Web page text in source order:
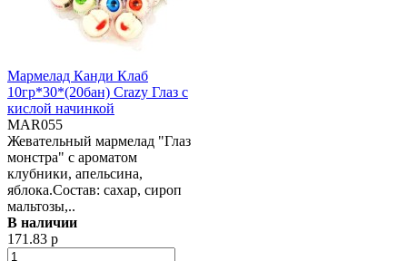
Мармелад Канди Клаб
10гр*30*(20бан) Crazy Глаз с
кислой начинкой
MAR055
Жевательный мармелад "Глаз
монстра" с ароматом
клубники, апельсина,
яблока.Состав: сахар, сироп
мальтозы,..
В наличии
171.83 р